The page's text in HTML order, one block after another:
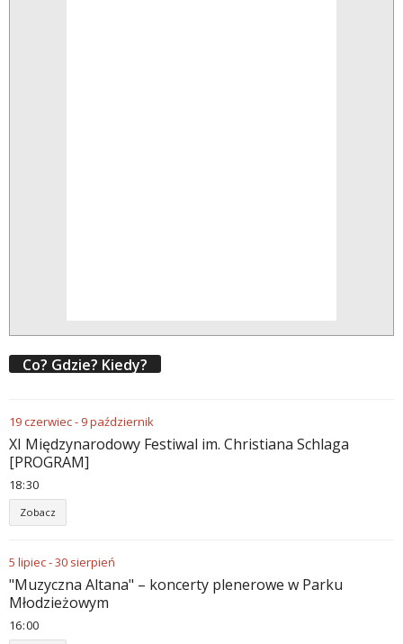
Co? Gdzie? Kiedy?
19czerwiec- 9październik
XI Międzynarodowy Festiwal im. Christiana Schlaga
[PROGRAM]
18:30
Zobacz
5 lipiec-30 sierpień
"Muzyczna Altana" – koncerty plenerowe w Parku
Młodzieżowym
16:00